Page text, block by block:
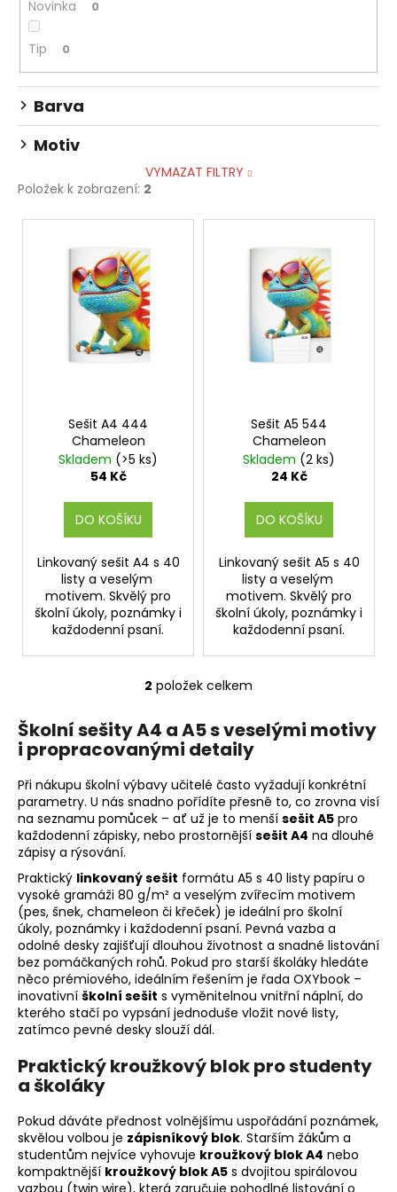
Novinka 0
Tip 0
Barva
Motiv
VYMAZAT FILTRY
Položek k zobrazení: 2
V
Sešit A4 444
Chameleon
Skladem (>5 ks)
54 Kč
DO KOŠÍKU
Linkovaný sešit A4 s 40
listy a veselým
motivem. Skvělý pro
školní úkoly, poznámky i
každodenní psaní.
Sešit A5 544
Chameleon
Skladem (2 ks)
24 Kč
DO KOŠÍKU
Linkovaný sešit A5 s 40
listy a veselým
motivem. Skvělý pro
školní úkoly, poznámky i
každodenní psaní.
O
l
á
a
c
í
r
v
k
y
v
ý
p
i
s
2 položek celkem
Školní sešity A4 a A5 s veselými motivy
i propracovanými detaily
Při nákupu školní výbavy učitelé často vyžadují konkrétní
parametry. U nás snadno pořídíte přesně to, co zrovna visí
na seznamu pomůcek – ať už je to menší sešit A5 pro
každodenní zápisky, nebo prostornější sešit A4 na dlouhé
zápisy a rýsování.
Praktický linkovaný sešit formátu A5 s 40 listy papíru o
vysoké gramáži 80 g/m² a veselým zvířecím motivem
(pes, šnek, chameleon či křeček) je ideální pro školní
úkoly, poznámky i každodenní psaní. Pevná vazba a
odolné desky zajišťují dlouhou životnost a snadné listování
bez pomáčkaných rohů. Pokud pro starší školáky hledáte
něco prémiového, ideálním řešením je řada OXYbook –
inovativní školní sešit s vyměnitelnou vnitřní náplní, do
kterého stačí po vypsání jednoduše vložit nové listy,
zatímco pevné desky slouží dál.
Praktický kroužkový blok pro studenty
a školáky
Pokud dáváte přednost volnějšímu uspořádání poznámek,
skvělou volbou je zápisníkový blok. Starším žákům a
studentům nejvíce vyhovuje kroužkový blok A4 nebo
kompaktnější kroužkový blok A5 s dvojitou spirálovou
vazbou (twin wire), která zaručuje pohodlné listování o